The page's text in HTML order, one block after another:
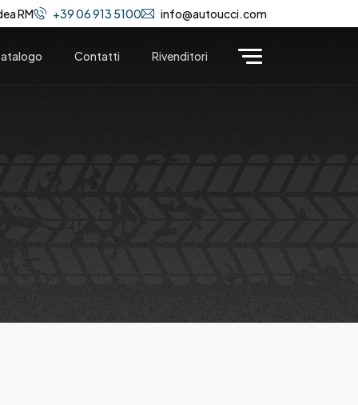
RM +39 06 913 5100 info@autoucci.com
Contatti Rivenditori